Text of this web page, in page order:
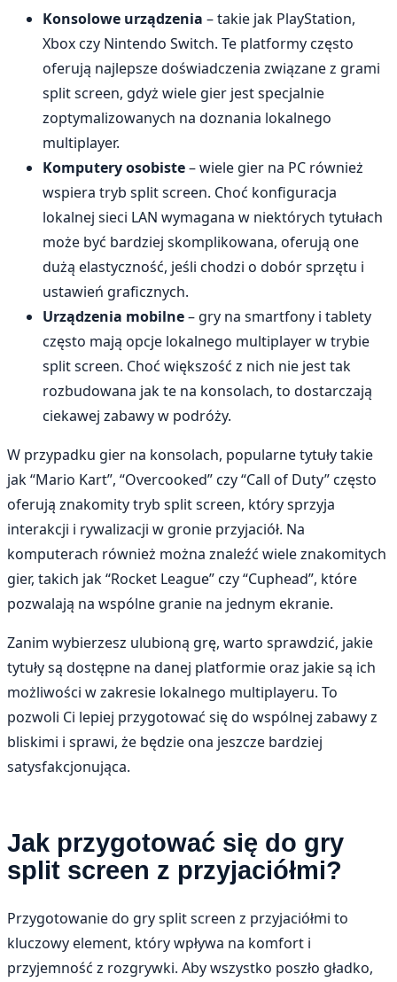
Konsolowe urządzenia – takie jak PlayStation,
Xbox czy Nintendo Switch. Te platformy często
oferują najlepsze doświadczenia związane z grami
split screen, gdyż wiele gier jest specjalnie
zoptymalizowanych na doznania lokalnego
multiplayer.
Komputery osobiste– wiele gier na PC również
wspiera tryb split screen. Choć konfiguracja
lokalnej sieci LAN wymagana w niektórych tytułach
może być bardziej skomplikowana, oferują one
dużą elastyczność, jeśli chodzi o dobór sprzętu i
ustawień graficznych.
Urządzenia mobilne– gry na smartfony i tablety
często mają opcje lokalnego multiplayer w trybie
split screen. Choć większość z nich nie jest tak
rozbudowana jak te na konsolach, to dostarczają
ciekawej zabawy w podróży.
W przypadku gier na konsolach, popularne tytuły takie
jak “Mario Kart”, “Overcooked” czy “Call of Duty” często
oferują znakomity tryb split screen, który sprzyja
interakcji i rywalizacji w gronie przyjaciół. Na
komputerach również można znaleźć wiele znakomitych
gier, takich jak “Rocket League” czy “Cuphead”, które
pozwalają na wspólne granie na jednym ekranie.
Zanim wybierzesz ulubioną grę, warto sprawdzić, jakie
tytuły są dostępne na danej platformie oraz jakie są ich
możliwości w zakresie lokalnego multiplayeru. To
pozwoli Ci lepiej przygotować się do wspólnej zabawy z
bliskimi i sprawi, że będzie ona jeszcze bardziej
satysfakcjonująca.
Jak przygotować się do gry
split screen z przyjaciółmi?
Przygotowanie do gry split screen z przyjaciółmi to
kluczowy element, który wpływa na komfort i
przyjemność z rozgrywki. Aby wszystko poszło gładko,